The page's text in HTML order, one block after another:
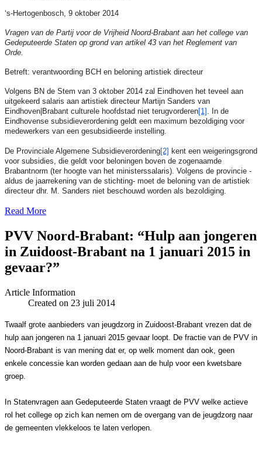
‘s-Hertogenbosch, 9 oktober 2014
Vragen van de Partij voor de Vrijheid Noord-Brabant aan het college van
Gedeputeerde Staten op grond van artikel 43 van het Reglement van
Orde.
Betreft: verantwoording BCH en beloning artistiek directeur
Volgens BN de Stem van 3 oktober 2014 zal Eindhoven het teveel aan
uitgekeerd salaris aan artistiek directeur Martijn Sanders van
Eindhoven|Brabant culturele hoofdstad niet terugvorderen[1] . In de
Eindhovense subsidieverordening geldt een maximum bezoldiging voor
medewerkers van een gesubsidieerde instelling.
De Provinciale Algemene Subsidieverordening[2] kent een weigeringsgrond
voor subsidies, die geldt voor beloningen boven de zogenaamde
Brabantnorm (ter hoogte van het ministerssalaris). Volgens de provincie -
aldus de jaarrekening van de stichting- moet de beloning van de artistiek
directeur dhr. M. Sanders niet beschouwd worden als bezoldiging.
Read More
PVV Noord-Brabant: “Hulp aan jongeren
in Zuidoost-Brabant na 1 januari 2015 in
gevaar?”
Article Information
Created on 23 juli 2014
Twaalf grote aanbieders van jeugdzorg in Zuidoost-Brabant vrezen dat de
hulp aan jongeren na 1 januari 2015 gevaar loopt. De fractie van de PVV in
Noord-Brabant is van mening dat er, op welk moment dan ook, geen
enkele concessie kan worden gedaan aan de hulp voor een kwetsbare
groep.
In Statenvragen aan Gedeputeerde Staten vraagt de PVV welke actieve
rol het college op zich kan nemen om de overgang van de jeugdzorg naar
de gemeenten vlekkeloos te laten verlopen.